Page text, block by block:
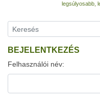
legsúlyosabb,
BEJELENTKEZÉS
Felhasználói név: